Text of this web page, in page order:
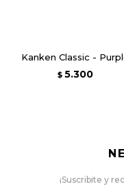
Kanken Classic -
$ 5.300
¡Suscribite y